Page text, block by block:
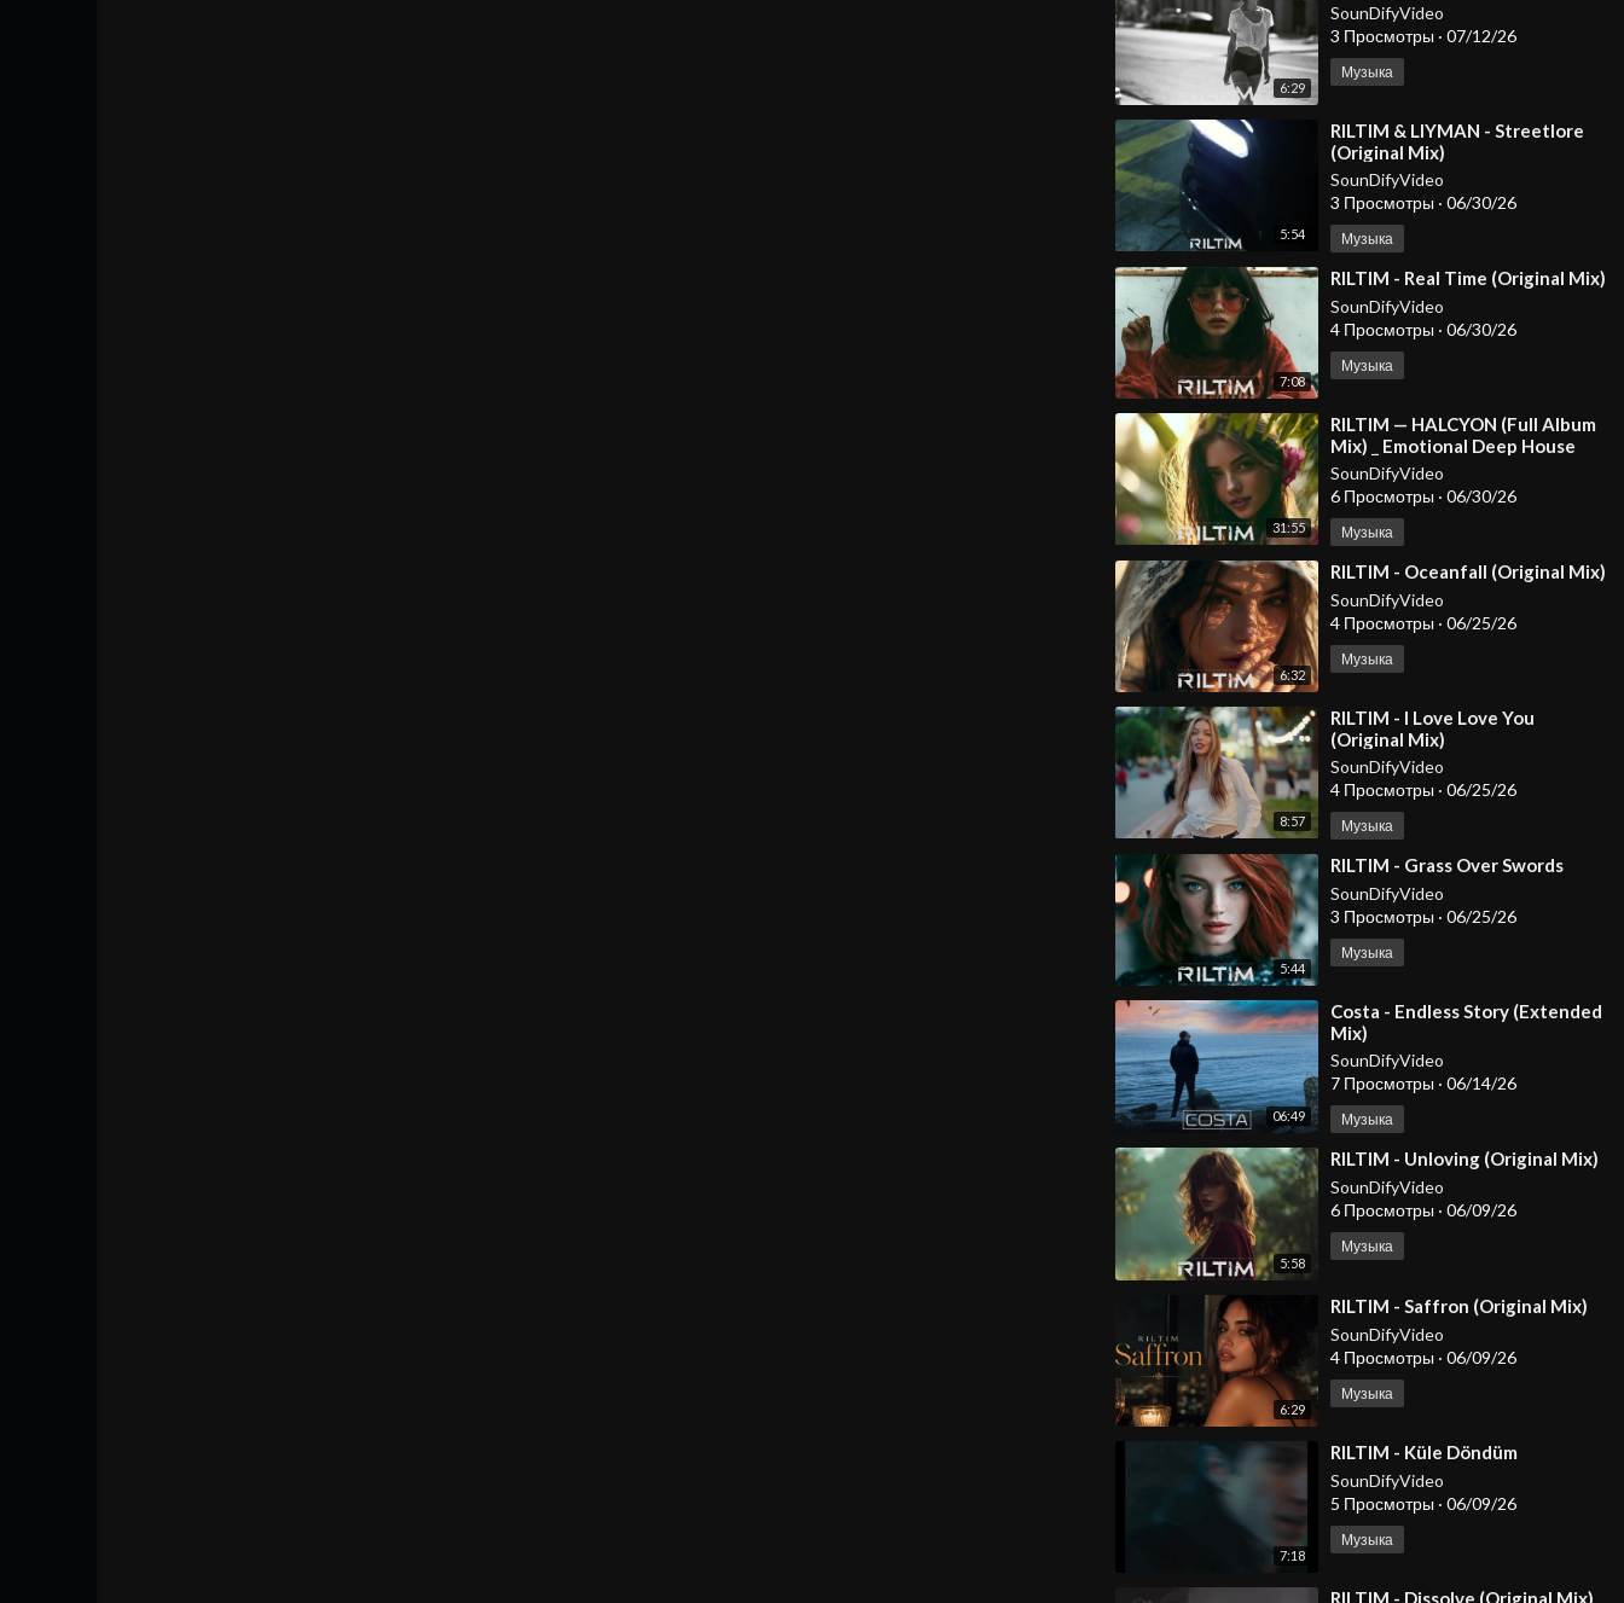
6:29
SounDifyVideo
3 Просмотры · 07/12/26
Музыка
5:54
⁣RILTIM & LIYMAN - Streetlore
(Original Mix)
SounDifyVideo
3 Просмотры · 06/30/26
Музыка
7:08
⁣RILTIM - Real Time (Original Mix)
SounDifyVideo
4 Просмотры · 06/30/26
Музыка
31:55
⁣RILTIM — HALCYON (Full Album
Mix) _ Emotional Deep House
2026
SounDifyVideo
6 Просмотры · 06/30/26
Музыка
6:32
⁣RILTIM - Oceanfall (Original Mix)
SounDifyVideo
4 Просмотры · 06/25/26
Музыка
8:57
⁣RILTIM - I Love Love You
(Original Mix)
SounDifyVideo
4 Просмотры · 06/25/26
Музыка
5:44
⁣RILTIM - Grass Over Swords
SounDifyVideo
3 Просмотры · 06/25/26
Музыка
06:49
⁣Costa - Endless Story (Extended
Mix)
SounDifyVideo
7 Просмотры · 06/14/26
Музыка
5:58
⁣RILTIM - Unloving (Original Mix)
SounDifyVideo
6 Просмотры · 06/09/26
Музыка
6:29
⁣RILTIM - Saffron (Original Mix)
SounDifyVideo
4 Просмотры · 06/09/26
Музыка
7:18
⁣RILTIM - Küle Döndüm
SounDifyVideo
5 Просмотры · 06/09/26
Музыка
⁣RILTIM - Dissolve (Original Mix)